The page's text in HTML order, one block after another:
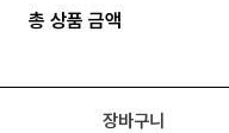
총 상품 금액
장바구니